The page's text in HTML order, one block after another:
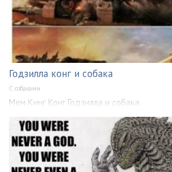
Годзилла конг и собака
С собаками
Мем Кинг Конг Годзилла и собака